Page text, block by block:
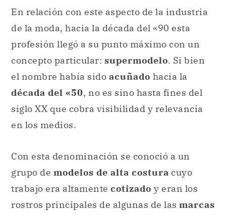
el nombre había sidoacuñado hacia la
década del «50, no es sino hasta fines del
siglo XX que cobra visibilidad y relevancia
en los medios.
Con esta denominación se conoció a un
grupo demodelos de alta costuracuyo
trabajo era altamente
más importantes de ese momento.
A diferencia de otras modelos, las
supermodelos de aquel entonces